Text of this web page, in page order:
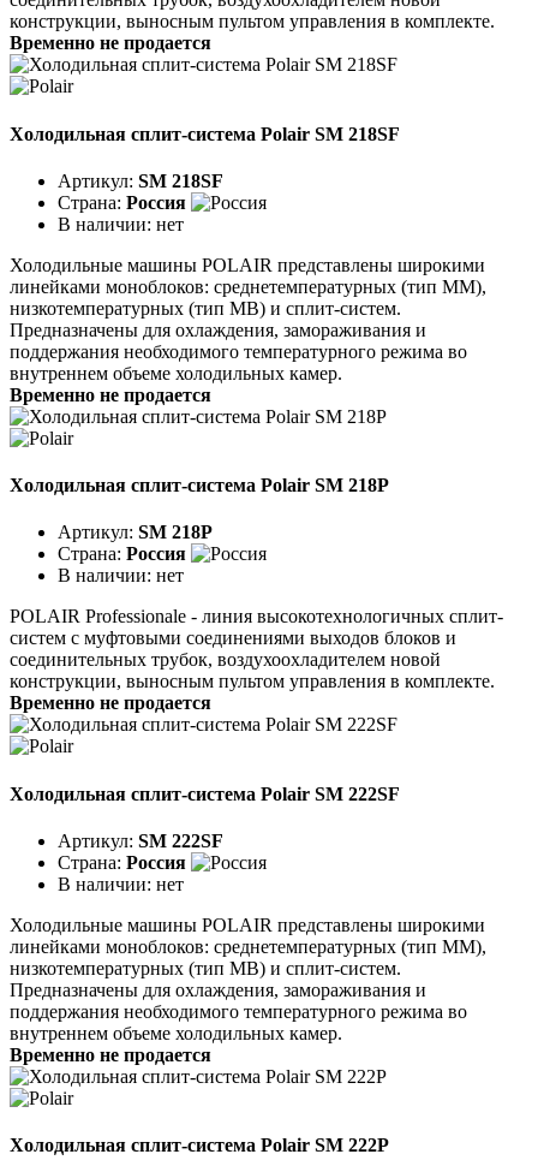
конструкции, выносным пультом управления в комплекте.
Временно не продается
Холодильная сплит-система Polair SM 218SF
Артикул: SM 218SF
Страна: Россия
В наличии: нет
Холодильные машины POLAIR представлены широкими
линейками моноблоков: среднетемпературных (тип ММ),
низкотемпературных (тип МВ) и сплит-систем.
Предназначены для охлаждения, замораживания и
поддержания необходимого температурного режима во
внутреннем объеме холодильных камер.
Временно не продается
Холодильная сплит-система Polair SM 218P
Артикул: SM 218P
Страна: Россия
В наличии: нет
POLAIR Professionale - линия высокотехнологичных сплит-
систем с муфтовыми соединениями выходов блоков и
соединительных трубок, воздухоохладителем новой
конструкции, выносным пультом управления в комплекте.
Временно не продается
Холодильная сплит-система Polair SM 222SF
Артикул: SM 222SF
Страна: Россия
В наличии: нет
Холодильные машины POLAIR представлены широкими
линейками моноблоков: среднетемпературных (тип ММ),
низкотемпературных (тип МВ) и сплит-систем.
Предназначены для охлаждения, замораживания и
поддержания необходимого температурного режима во
внутреннем объеме холодильных камер.
Временно не продается
Холодильная сплит-система Polair SM 222P